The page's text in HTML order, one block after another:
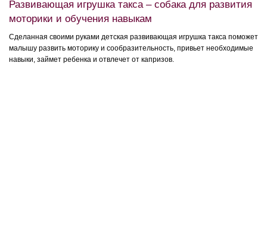
Развивающая игрушка такса – собака для развития
моторики и обучения навыкам
Сделанная своими руками детская развивающая игрушка такса поможет
малышу развить моторику и сообразительность, привьет необходимые
навыки, займет ребенка и отвлечет от капризов.